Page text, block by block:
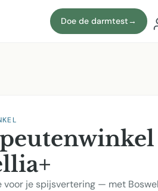
Doe de darmtest→
voor je spijsvertering — met